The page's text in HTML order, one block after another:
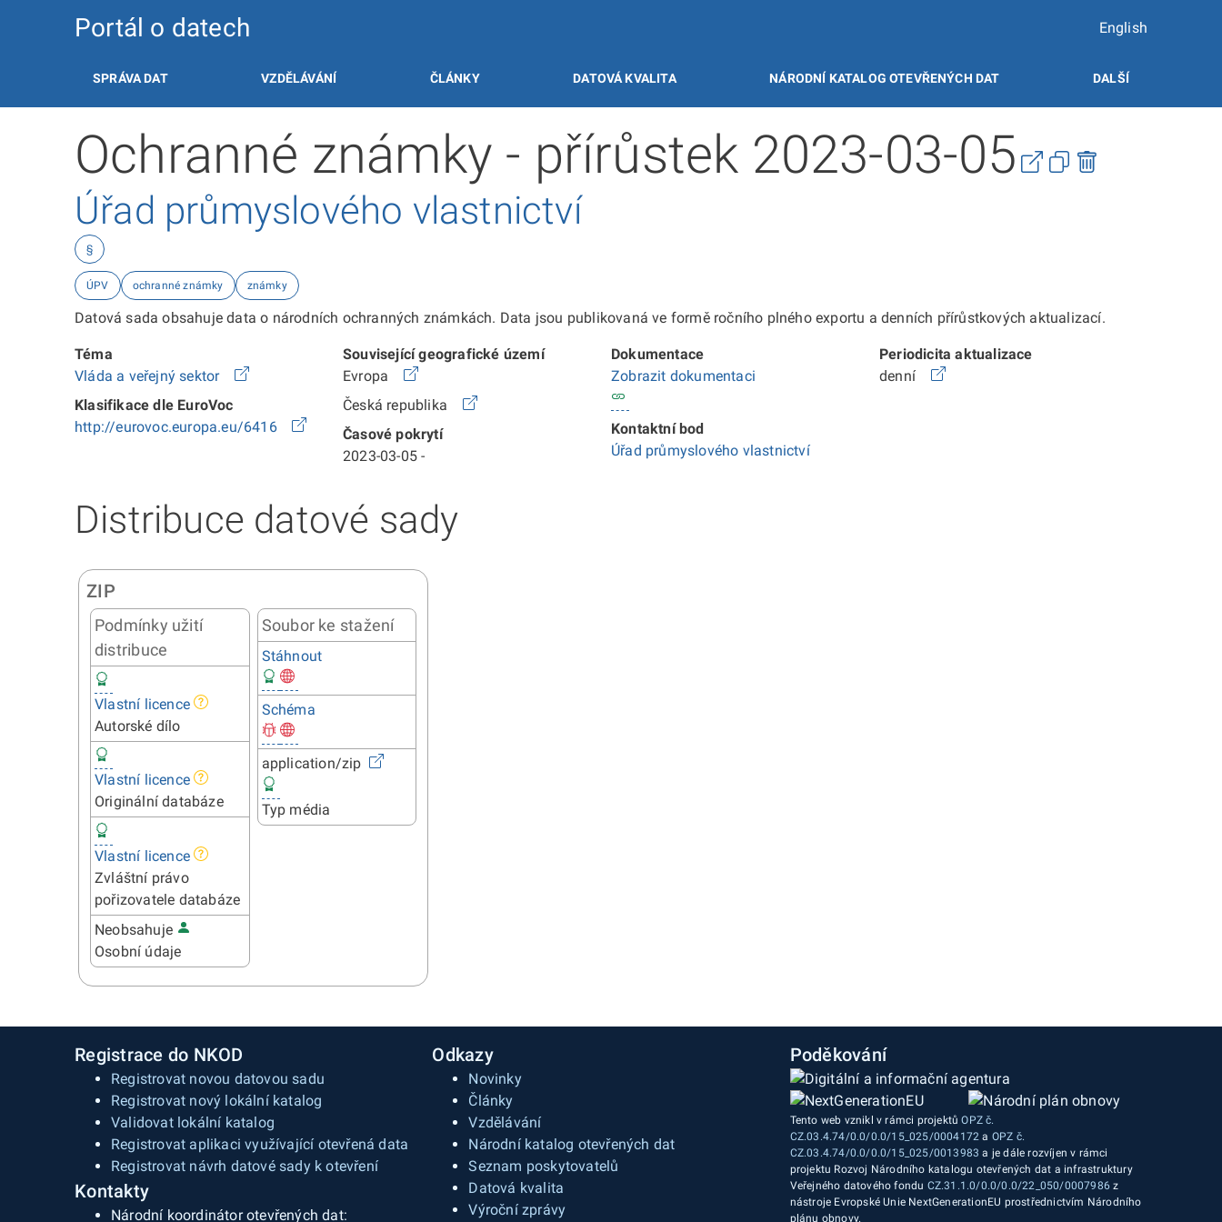
Portál o datech English
SPRÁVA DAT VZDĚLÁVÁNÍ ČLÁNKY DATOVÁ KVALITA NÁRODNÍ KATALOG OTEVŘENÝCH DAT DALŠÍ
Ochranné známky - přírůstek 2023-03-05
Úřad průmyslového vlastnictví
§
ÚPV ochranné známky známky
Datová sada obsahuje data o národních ochranných známkách. Data jsou publikovaná ve formě ročního plného exportu a denních přírůstkových aktualizací.
Téma
Vláda a veřejný sektor
Klasifikace dle EuroVoc
http://eurovoc.europa.eu/6416
Související geografické území
Evropa
Česká republika
Časové pokrytí
2023-03-05 -
Dokumentace
Zobrazit dokumentaci
Kontaktní bod
Úřad průmyslového vlastnictví
Periodicita aktualizace
denní
Distribuce datové sady
ZIP
Podmínky užití
distribuce
Vlastní licence
Autorské dílo
Vlastní licence
Originální databáze
Vlastní licence
Zvláštní právo
pořizovatele databáze
Neobsahuje
Osobní údaje
Soubor ke stažení
Stáhnout
Schéma
application/zip
Typ média
Registrace do NKOD
Registrovat novou datovou sadu
Registrovat nový lokální katalog
Validovat lokální katalog
Registrovat aplikaci využívající otevřená data
Registrovat návrh datové sady k otevření
Kontakty
Národní koordinátor otevřených dat:
Odkazy
Novinky
Články
Vzdělávání
Národní katalog otevřených dat
Seznam poskytovatelů
Datová kvalita
Výroční zprávy
Poděkování
Tento web vznikl v rámci projektůOPZ č.
CZ.03.4.74/0.0/0.0/15_025/0004172 a OPZ č.
CZ.03.4.74/0.0/0.0/15_025/0013983 a je dále rozvíjen v rámci
projektu Rozvoj Národního katalogu otevřených dat a infrastruktury
Veřejného datového fondu CZ.31.1.0/0.0/0.0/22_050/0007986 z
nástroje Evropské Unie NextGenerationEU prostřednictvím Národního
plánu obnovy.